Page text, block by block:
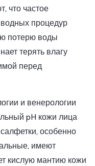
что частое
процедур
потерю воды
терять влагу
перед
и венерологии
pH кожи лица
особенно
имеют
кислую мантию кожи